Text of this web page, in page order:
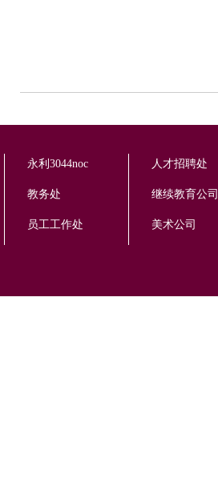
永利3044noc
教务处
员工工作处
人才招聘处
继续教育公司
美术公司